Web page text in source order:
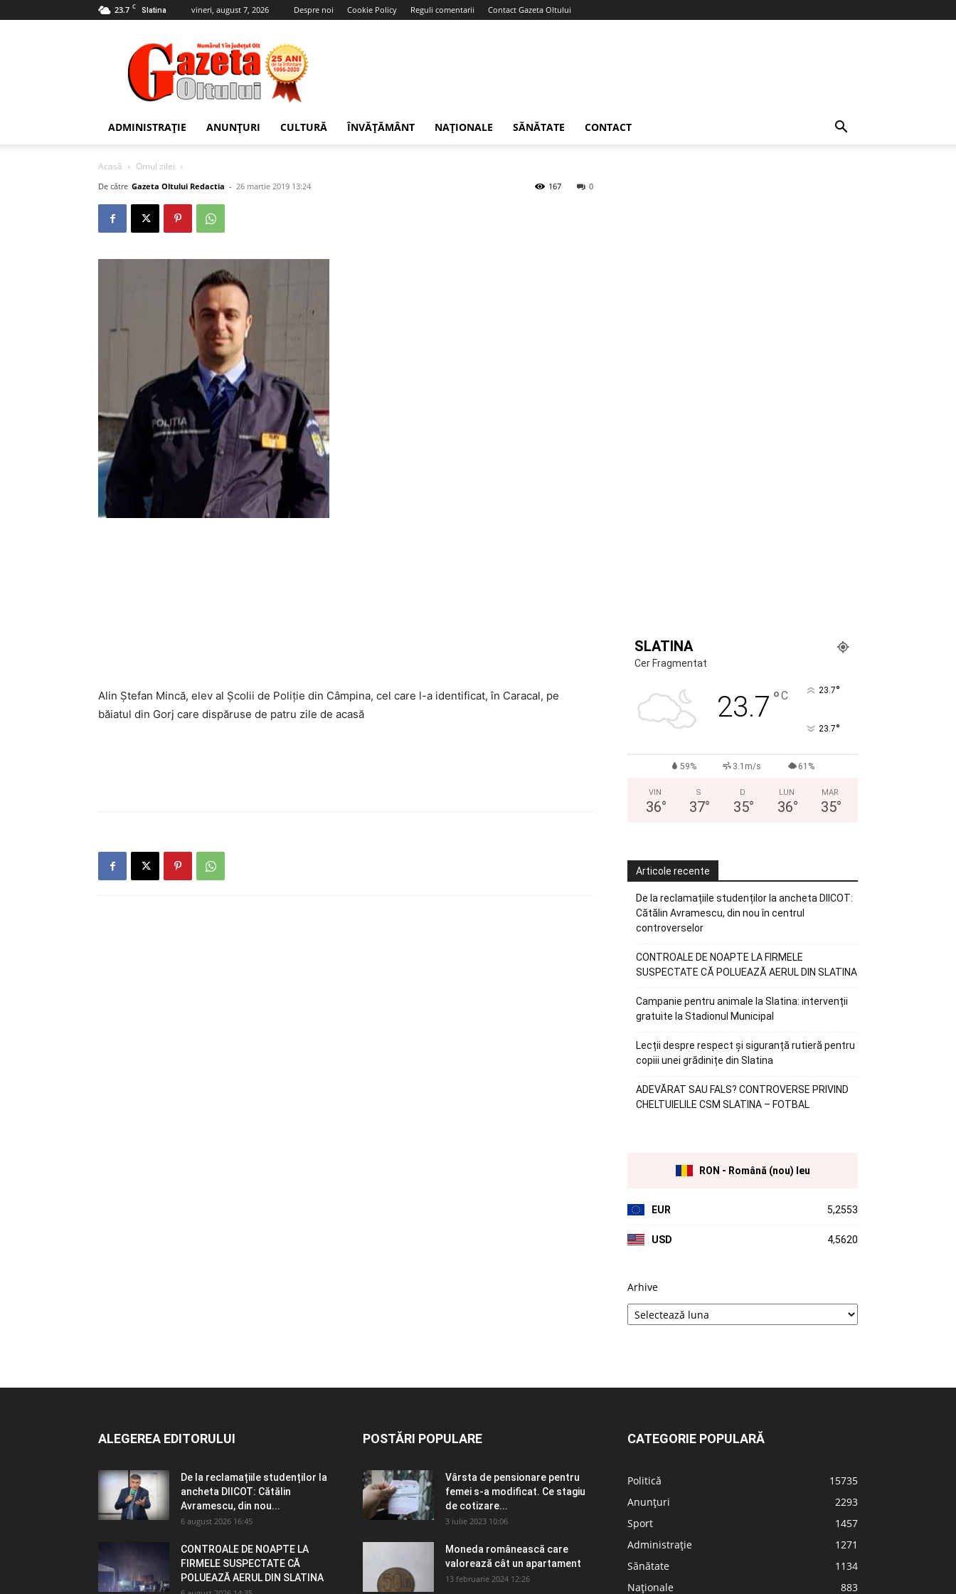
23.7 C Slatina vineri, august 7, 2026 Despre noi Cookie Policy Reguli comentarii Contact Gazeta Oltului
Gazeta
Oltului
ADMINISTRAȚIE ANUNȚURI CULTURĂ ÎNVĂȚĂMÂNT NAȚIONALE SĂNĂTATE CONTACT
Acasă Omul zilei
De către Gazeta Oltului Redactia - 26 martie 2019 13:24 0
167
Alin Ștefan Mincă, elev al Școlii de Poliție din Câmpina, cel care l-a identificat, în Caracal, pe
băiatul din Gorj care dispăruse de patru zile de acasă
SLATINA
Cer Fragmentat
23.7 °C 23.7°
23.7°
59% 3.1m/s 61%
VIN
36°
S
37°
D
35°
LUN
36°
MAR
35°
Articole recente
De la reclamațiile studenților la ancheta DIICOT:
Cătălin Avramescu, din nou în centrul
controverselor
CONTROALE DE NOAPTE LA FIRMELE
SUSPECTATE CĂ POLUEAZĂ AERUL DIN SLATINA
Campanie pentru animale la Slatina: intervenții
gratuite la Stadionul Municipal
Lecții despre respect și siguranță rutieră pentru
copiii unei grădinițe din Slatina
ADEVĂRAT SAU FALS? CONTROVERSE PRIVIND
CHELTUIELILE CSM SLATINA – FOTBAL
RON - Română (nou) leu
EUR 5,2553
USD 4,5620
Arhive
ALEGEREA EDITORULUI
De la reclamațiile studenților la
ancheta DIICOT: Cătălin
Avramescu, din nou...
6 august 2026 16:45
CONTROALE DE NOAPTE LA
FIRMELE SUSPECTATE CĂ
POLUEAZĂ AERUL DIN SLATINA
POSTĂRI POPULARE
Vârsta de pensionare pentru
femei s-a modificat. Ce stagiu
de cotizare...
3 iulie 2023 10:06
Moneda românească care
valorează cât un apartament
13 februarie 2024 12:26
CATEGORIE POPULARĂ
Politică
15735
Anunțuri
2293
Sport
1457
Administrație
1271
Sănătate
1134
Naționale
883